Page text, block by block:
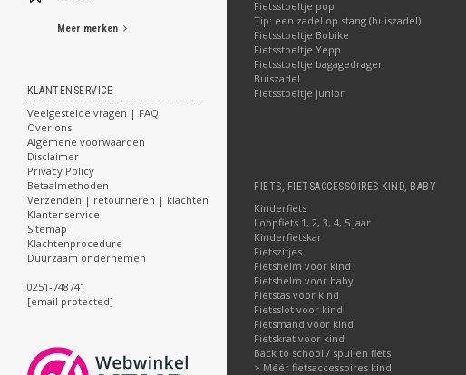
Meer merken
KLANTENSERVICE
Veelgestelde vragen | FAQ
Over ons
Algemene voorwaarden
Disclaimer
Privacy Policy
Betaalmethoden
Verzenden | retourneren | klachten
Klantenservice
Sitemap
Klachtenprocedure
Duurzaam ondernemen
0251-748741
[email protected]
Fietsstoeltje pop
Tip: een zadel op stang (buiszadel)
Fietsstoeltje Bobike
Fietsstoeltje Yepp
Fietsstoeltje bagagedrager
Buiszadel
Fietsstoeltje junior
FIETS, FIETSACCESSOIRES KIND, BABY
Kinderfiets
Loopfiets 1, 2, 3, 4, 5 jaar
Kinderfietskar
Fietszitjes
Fietshelm voor kind
Fietshelm voor baby
Fietstas voor kind
Fietsslot voor kind
Fietsmand voor kind
Fietskrat voor kind
Back to school / spullen fiets
> Méér fietsaccessoires kind